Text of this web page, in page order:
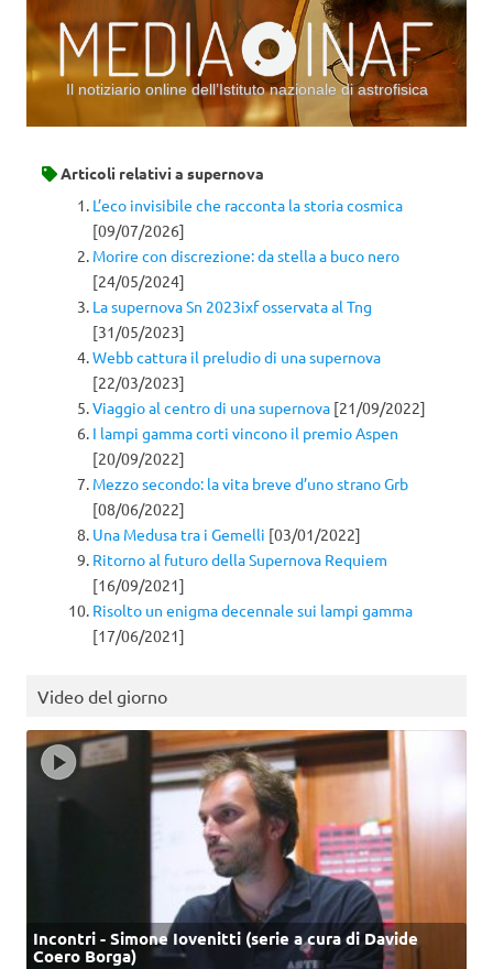
Il notiziario online dell’Istituto nazionale di astrofisica
Articoli relativi a supernova
L’eco invisibile che racconta la storia cosmica
[09/07/2026]
Morire con discrezione: da stella a buco nero
[24/05/2024]
La supernova Sn 2023ixf osservata al Tng
[31/05/2023]
Webb cattura il preludio di una supernova
[22/03/2023]
Viaggio al centro di una supernova [21/09/2022]
I lampi gamma corti vincono il premio Aspen
[20/09/2022]
Mezzo secondo: la vita breve d’uno strano Grb
[08/06/2022]
Una Medusa tra i Gemelli [03/01/2022]
Ritorno al futuro della Supernova Requiem
[16/09/2021]
Risolto un enigma decennale sui lampi gamma
[17/06/2021]
Video del giorno
Incontri - Simone Iovenitti (serie a cura di Davide
Coero Borga)